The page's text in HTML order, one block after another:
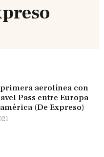
aerolínea con
Pass entre Europa
(De Expreso)